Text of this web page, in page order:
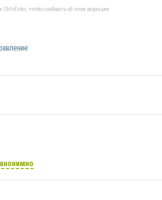
чтобы сообщить об этом редакции